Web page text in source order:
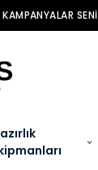
KAMPANYALAR